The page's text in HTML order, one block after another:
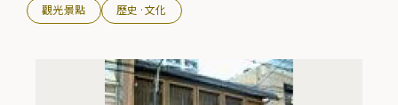
觀光景點 歷史·文化